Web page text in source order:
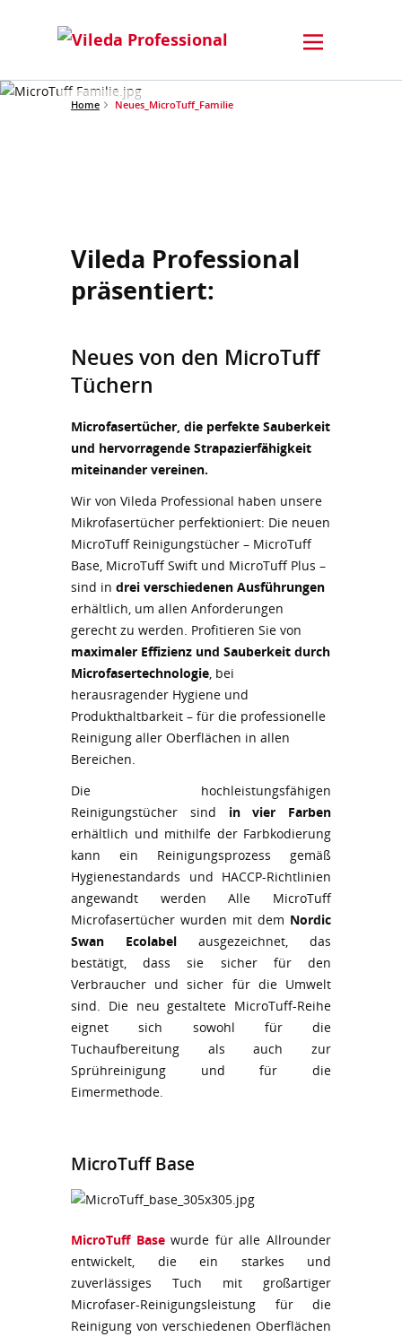
Home Neues_MicroTuff_Familie
Vileda Professional
präsentiert:
Neues von den MicroTuff
Tüchern
Microfasertücher, die perfekte Sauberkeit
und hervorragende Strapazierfähigkeit
miteinander vereinen.
Wir von Vileda Professional haben unsere
Mikrofasertücher perfektioniert: Die neuen
MicroTuff Reinigungstücher – MicroTuff
Base, MicroTuff Swift und MicroTuff Plus –
sind in drei verschiedenen Ausführungen
erhältlich, um allen Anforderungen
gerecht zu werden. Profitieren Sie von
maximaler Effizienz und Sauberkeit durch
Microfasertechnologie , bei
herausragender Hygiene und
Produkthaltbarkeit – für die professionelle
Reinigung aller Oberflächen in allen
Bereichen.
Die hochleistungsfähigen
Reinigungstücher sind in vier Farben
erhältlich und mithilfe der Farbkodierung
kann ein Reinigungsprozess gemäß
Hygienestandards und HACCP-Richtlinien
angewandt werden Alle MicroTuff
Microfasertücher wurden mit dem Nordic
Swan Ecolabel ausgezeichnet, das
bestätigt, dass sie sicher für den
Verbraucher und sicher für die Umwelt
sind. Die neu gestaltete MicroTuff-Reihe
eignet sich sowohl für die
Tuchaufbereitung als auch zur
Sprühreinigung und für die
Eimermethode.
MicroTuff Base
MicroTuff Basewurde für alle Allrounder
entwickelt, die ein starkes und
zuverlässiges Tuch mit großartiger
Microfaser-Reinigungsleistung für die
Reinigung von verschiedenen Oberflächen